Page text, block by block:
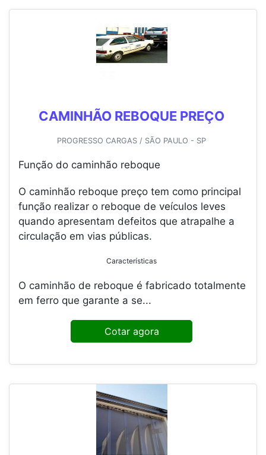
CAMINHÃO REBOQUE PREÇO
PROGRESSO CARGAS / SÃO PAULO - SP
Função do caminhão reboque
O caminhão reboque preço tem como principal
função realizar o reboque de veículos leves
quando apresentam defeitos que atrapalhe a
circulação em vias públicas.
Características
O caminhão de reboque é fabricado totalmente
em ferro que garante a se...
Cotar agora